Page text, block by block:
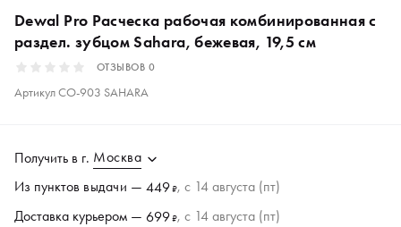
Dewal Pro Расческа рабочая комбинированная с
раздел. зубцом Sahara, бежевая, 19,5 см
ОТЗЫВОВ 0
АртикулCO-903 SAHARA
Получить в г. Москва
Из пунктов выдачи — 449₽, c 14 августа (пт)
Доставка курьером — 699₽, c 14 августа (пт)